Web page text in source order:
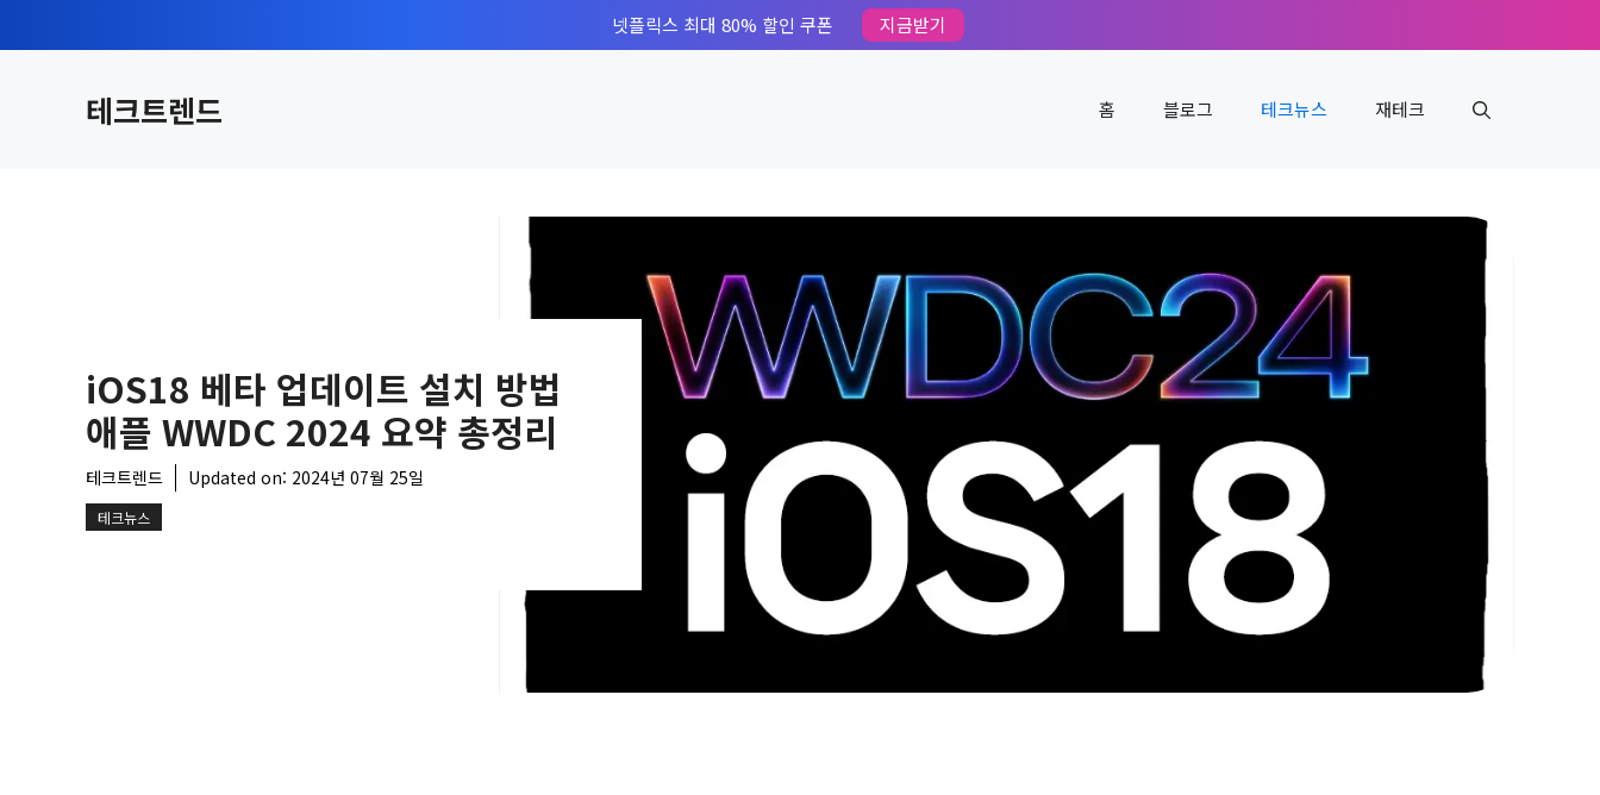
텐
넷플릭스 최대 80% 할인 쿠폰 지금받기
테크트렌드 홈 블로그 테크뉴스 재테크
iOS18 베타 업데이트 설치 방법
애플 WWDC 2024 요약 총정리
테크트렌드 Updated on: 2024년 07월 25일
테크뉴스